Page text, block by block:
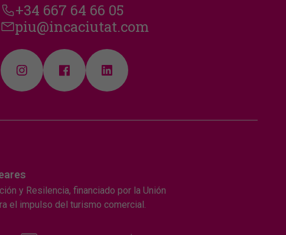
+34 667 64 66 05
piu@incaciutat.com
y Resilencia, financiado por la Unión
el impulso del turismo comercial.